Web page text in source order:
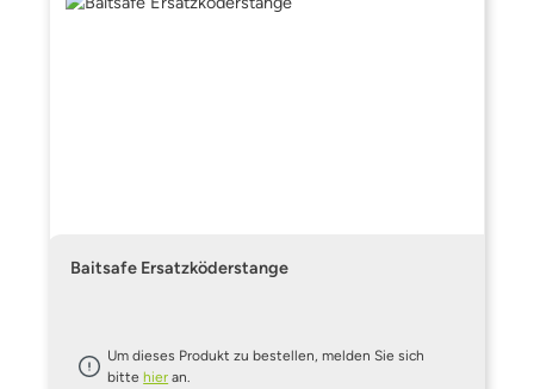
Baitsafe Ersatzköderstange
Um dieses Produkt zu bestellen, melden Sie sich
bittehier an.